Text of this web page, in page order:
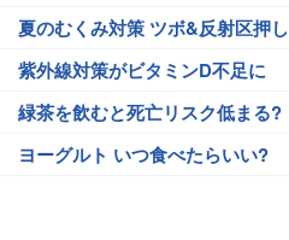
夏のむくみ対策 ツボ&反射区押し
紫外線対策がビタミンD不足に
緑茶を飲むと死亡リスク低まる?
ヨーグルト いつ食べたらいい?